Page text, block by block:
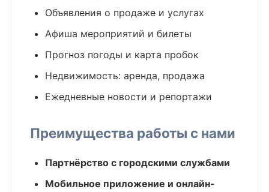
Объявления о продаже и услугах
Афиша мероприятий и билеты
Прогноз погоды и карта пробок
Недвижимость: аренда, продажа
Ежедневные новости и репортажи
Преимущества работы с нами
Партнёрство с городскими службами
Мобильное приложение и онлайн-